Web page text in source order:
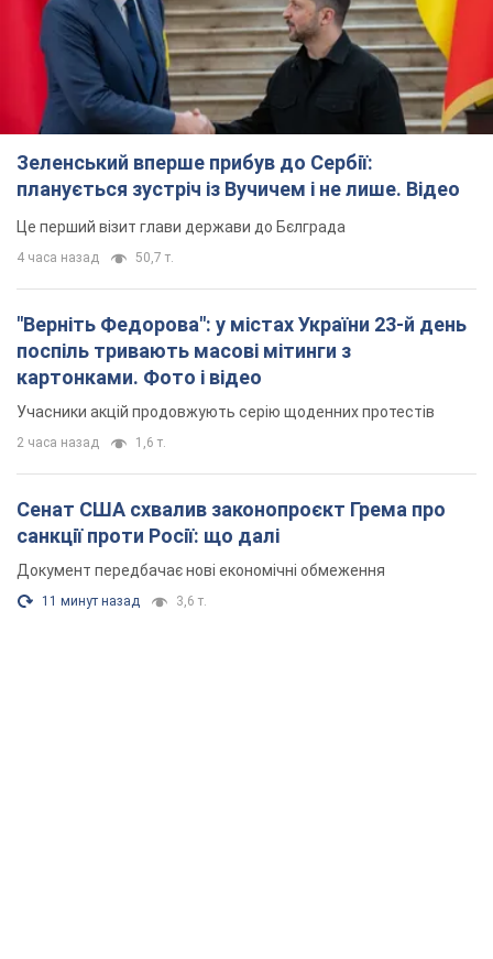
Зеленський вперше прибув до Сербії:
планується зустріч із Вучичем і не лише. Відео
Це перший візит глави держави до Бєлграда
4 часа назад 50,7 т.
"Верніть Федорова": у містах України 23-й день
поспіль тривають масові мітинги з
картонками. Фото і відео
Учасники акцій продовжують серію щоденних протестів
2 часа назад 1,6 т.
Сенат США схвалив законопроєкт Грема про
санкції проти Росії: що далі
Документ передбачає нові економічні обмеження
11 минут назад 3,6 т.